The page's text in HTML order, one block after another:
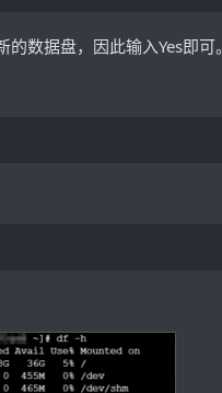
的数据盘，因此输入Yes即可